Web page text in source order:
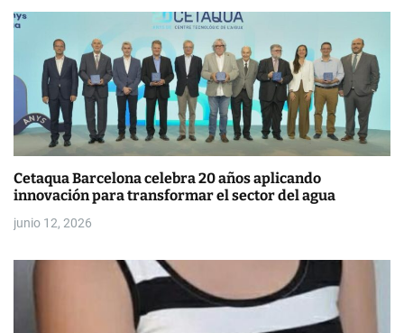
e
n
t
r
a
d
a
Cetaqua Barcelona celebra 20 años aplicando
innovación para transformar el sector del agua
junio 12, 2026